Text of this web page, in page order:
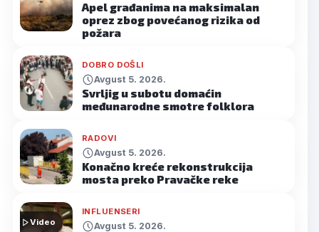
Apel građanima na maksimalan
oprez zbog povećanog rizika od
požara
DOBRO DOŠLI
Avgust 5. 2026.
Svrljig u subotu domaćin
međunarodne smotre folklora
RADOVI
Avgust 5. 2026.
Konačno kreće rekonstrukcija
mosta preko Pravačke reke
Video
INFLUENSERI
Avgust 5. 2026.